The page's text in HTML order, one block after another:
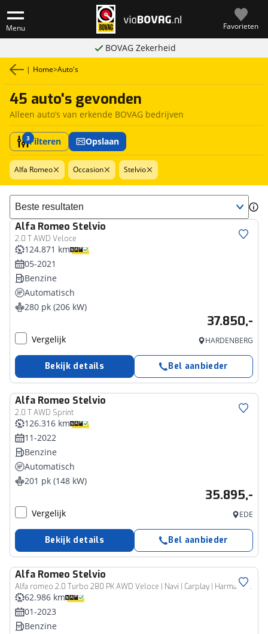
Menu Favorieten
BOVAG Zekerheid
| Home>Auto's
45 auto's gevonden
Alleen auto’s van erkende BOVAG bedrijven
3Filteren Opslaan
Alfa Romeo Occasion Stelvio
Sorteer resultaten
Alfa Romeo Stelvio
2.0 T AWD Veloce
124.871 km
05-2021
Benzine
Automatisch
280 pk (206 kW)
37.850,-
Vergelijk HARDENBERG
Bekijk details Bel aanbieder
Alfa Romeo Stelvio
2.0 T AWD Sprint
126.316 km
11-2022
Benzine
Automatisch
201 pk (148 kW)
35.895,-
Vergelijk EDE
Bekijk details Bel aanbieder
Alfa Romeo Stelvio
Alfa romeo 2.0 Turbo 280 PK AWD Veloce | Navi | Carplay | Harman | Trekhaak
62.986 km
01-2023
Benzine